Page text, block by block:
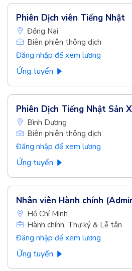
Phiên Dịch viên Tiếng Nhật
Đồng Nai
Biên phiên thông dịch
Đăng nhập để xem lương
Ứng tuyển
Phiên Dịch Tiếng Nhật Sản
Bình Dương
Biên phiên thông dịch
Đăng nhập để xem lương
Ứng tuyển
Nhân viên Hành chính
Hồ Chí Minh
Hành chính, Thư ký & Lễ tân
Đăng nhập để xem lương
Ứng tuyển